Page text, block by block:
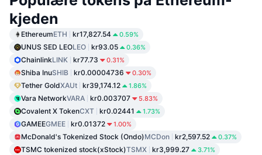
kjeden
EthereumETH kr17,827.54 0.59%
UNUS SED LEOLEO kr93.05 0.36%
ChainlinkLINK kr77.73 0.31%
Shiba InuSHIB kr0.00004736 0.30%
Tether GoldXAUt kr39,174.12 1.86%
Vara NetworkVARA kr0.003707 5.83%
Covalent X TokenCXT kr0.02441 1.73%
GAMEEGMEE kr0.01372 1.00%
McDonald's Tokenized Stock (Ondo)MCDon kr2,597.52 0.37%
TSMC tokenized stock(xStock)TSMX kr3,999.27 3.71%